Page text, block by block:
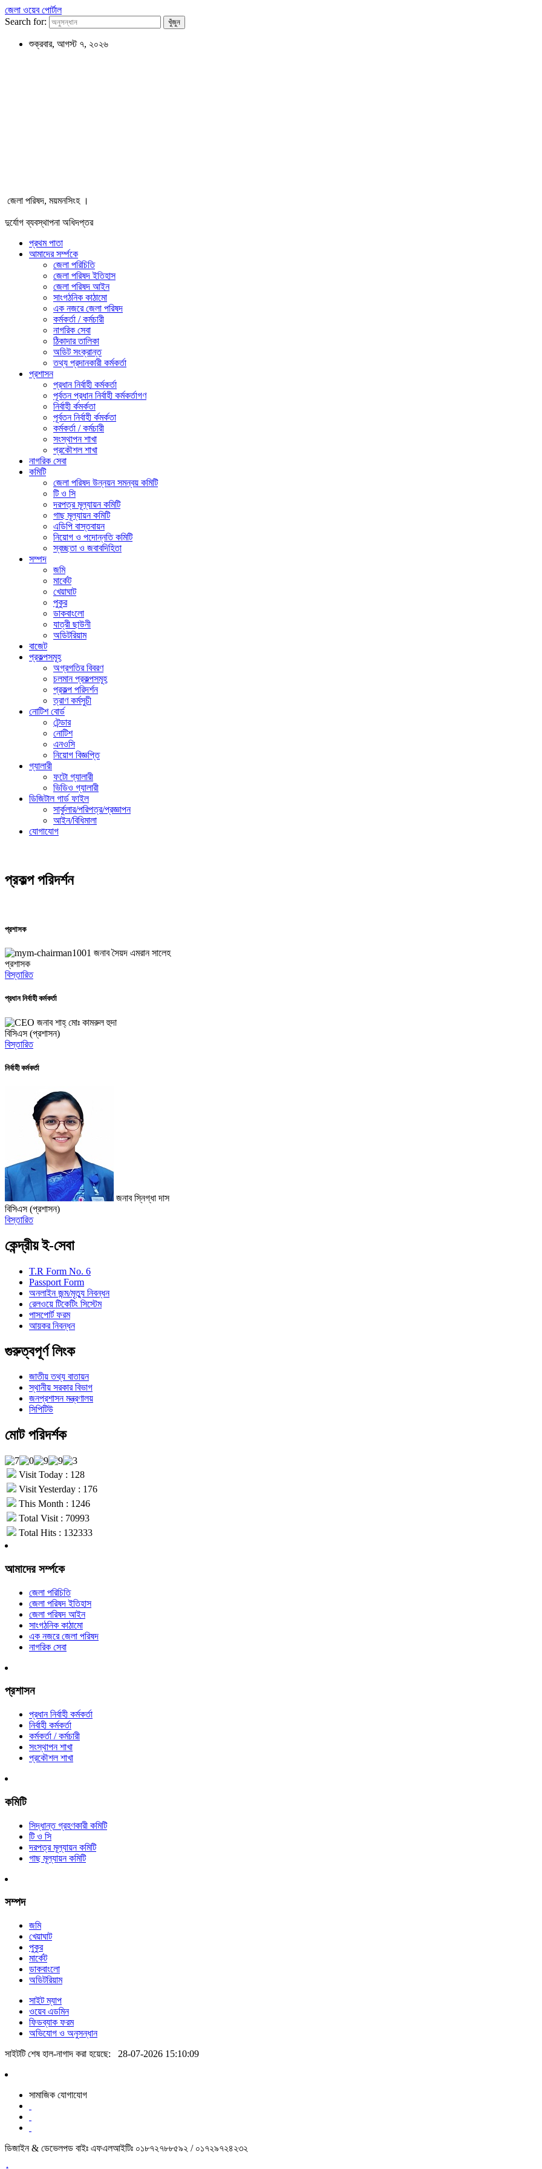
জেলা ওয়েব পোর্টাল
Search for:
শুক্রবার, আগস্ট ৭, ২০২৬
জেলা পরিষদ, ময়মনসিংহ ।
দুর্যোগ ব্যবস্থাপনা অধিদপ্তর
প্রথম পাতা
আমাদের সর্ম্পকে
জেলা পরিচিতি
জেলা পরিষদ ইতিহাস
জেলা পরিষদ আইন
সাংগঠনিক কাঠামো
এক নজরে জেলা পরিষদ
কর্মকর্তা / কর্মচারী
নাগরিক সেবা
ঠিকাদার তালিকা
অডিট সংক্রান্ত
তথ্য প্রদানকারী কর্মকর্তা
প্রশাসন
প্রধান নির্বাহী কর্মকর্তা
পূর্বতন প্রধান নির্বাহী কর্মকর্তাগণ
নির্বাহী র্কমর্কতা
পূর্বতন নির্বাহী র্কমর্কতা
কর্মকর্তা / কর্মচারী
সংস্থাপন শাখা
প্রকৌশল শাখা
নাগরিক সেবা
কমিটি
জেলা পরিষদ উন্নয়ন সমন্বয় কমিটি
টি ও সি
দরপত্র মূল্যায়ন কমিটি
গাছ মূল্যায়ন কমিটি
এডিপি বাস্তবায়ন
নিয়োগ ও পদোন্নতি কমিটি
স্বচ্ছতা ও জবাবদিহিতা
সম্পদ
জমি
মার্কেট
খেয়াঘাট
পুকুর
ডাকবাংলো
যাত্রী ছাউনী
অডিটরিয়াম
বাজেট
প্রকল্পসমূহ
অগ্রগতির বিবরণ
চলমান প্রকল্পসমূহ
প্রকল্প পরিদর্শন
ত্রাণ কর্মসুচী
নোটিশ বোর্ড
টেন্ডার
নোটিশ
এনওসি
নিয়োগ বিজ্ঞপ্তি
গ্যালারী
ফটো গ্যালারী
ভিডিও গ্যালারী
ডিজিটাল গার্ড ফাইল
সার্কুলার/পরিপত্র/প্রজ্ঞাপন
আইন/বিধিমালা
যোগাযোগ
প্রকল্প পরিদর্শন
প্রশাসক
জনাব সৈয়দ এমরান সালেহ
প্রশাসক
বিস্তারিত
প্রধান নির্বাহী কর্মকর্তা
জনাব শাহ্ মোঃ কামরুল হুদা
বিসিএস (প্রশাসন)
বিস্তারিত
নির্বাহী কর্মকর্তা
জনাব স্নিগ্ধা দাস
বিসিএস (প্রশাসন)
বিস্তারিত
কেন্দ্রীয় ই-সেবা
T.R Form No. 6
Passport Form
অনলাইন জন্ম/মৃত্যু নিবন্ধন
রেলওয়ে টিকেটিং সিস্টেম
পাসপোর্ট ফরম
আয়কর নিবন্ধন
গুরুত্বপূর্ণ লিংক
জাতীয় তথ্য বাতায়ন
স্থানীয় সরকার বিভাগ
জনপ্রশাসন মন্ত্রণালয়
সিপিটিউ
মোট পরিদর্শক
Visit Today : 128
Visit Yesterday : 176
This Month : 1246
Total Visit : 70993
Total Hits : 132333
আমাদের সর্ম্পকে
জেলা পরিচিতি
জেলা পরিষদ ইতিহাস
জেলা পরিষদ আইন
সাংগঠনিক কাঠামো
এক নজরে জেলা পরিষদ
নাগরিক সেবা
প্রশাসন
প্রধান নির্বাহী কর্মকর্তা
নির্বাহী কর্মকর্তা
কর্মকর্তা / কর্মচারী
সংস্থাপন শাখা
প্রকৌশল শাখা
কমিটি
সিদ্ধান্ত গ্রহণকারী কমিটি
টি ও সি
দরপত্র মূল্যায়ন কমিটি
গাছ মূল্যায়ন কমিটি
সম্পদ
জমি
খেয়াঘাট
পুকুর
মার্কেট
ডাকবাংলো
অডিটরিয়াম
সাইট ম্যাপ
ওয়েব এডমিন
ফিডব্যাক ফরম
অভিযোগ ও অনুসন্ধান
সাইটটি শেষ হাল-নাগাদ করা হয়েছে: 28-07-2026 15:10:09
সামাজিক যোগাযোগ
ডিজাইন & ডেভেলপড বাইঃ এফএলআইটিঃ ০১৮৭২৭৮৮৫৯২ / ০১৭২৯৭২৪২৩২